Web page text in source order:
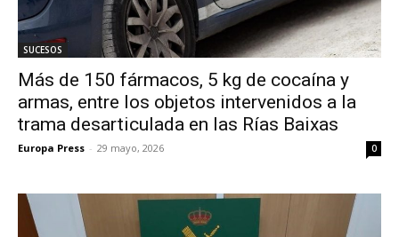
SUCESOS
Más de 150 fármacos, 5 kg de cocaína y
armas, entre los objetos intervenidos a la
trama desarticulada en las Rías Baixas
Europa Press - 29 mayo, 2026 0